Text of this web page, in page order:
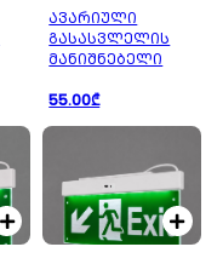
ᲐᲕᲐᲠᲘᲣᲚᲘ
ᲒᲐᲡᲐᲡᲕᲚᲔᲚᲘᲡ
ᲛᲐᲜᲘᲨᲜᲔᲑᲔᲚᲘ
55.00₾